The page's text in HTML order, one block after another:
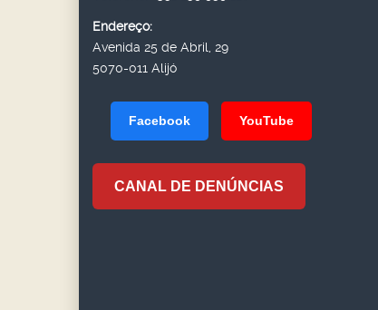
Endereço:
Avenida 25 de Abril, 29
5070-011 Alijó
Facebook YouTube
CANAL DE DENÚNCIAS